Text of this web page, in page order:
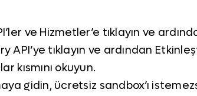
ve Hizmetler’e tıklayın ve
tıklayın ve ardından
kısmını okuyun.
gidin, ücretsiz sandbox’ı